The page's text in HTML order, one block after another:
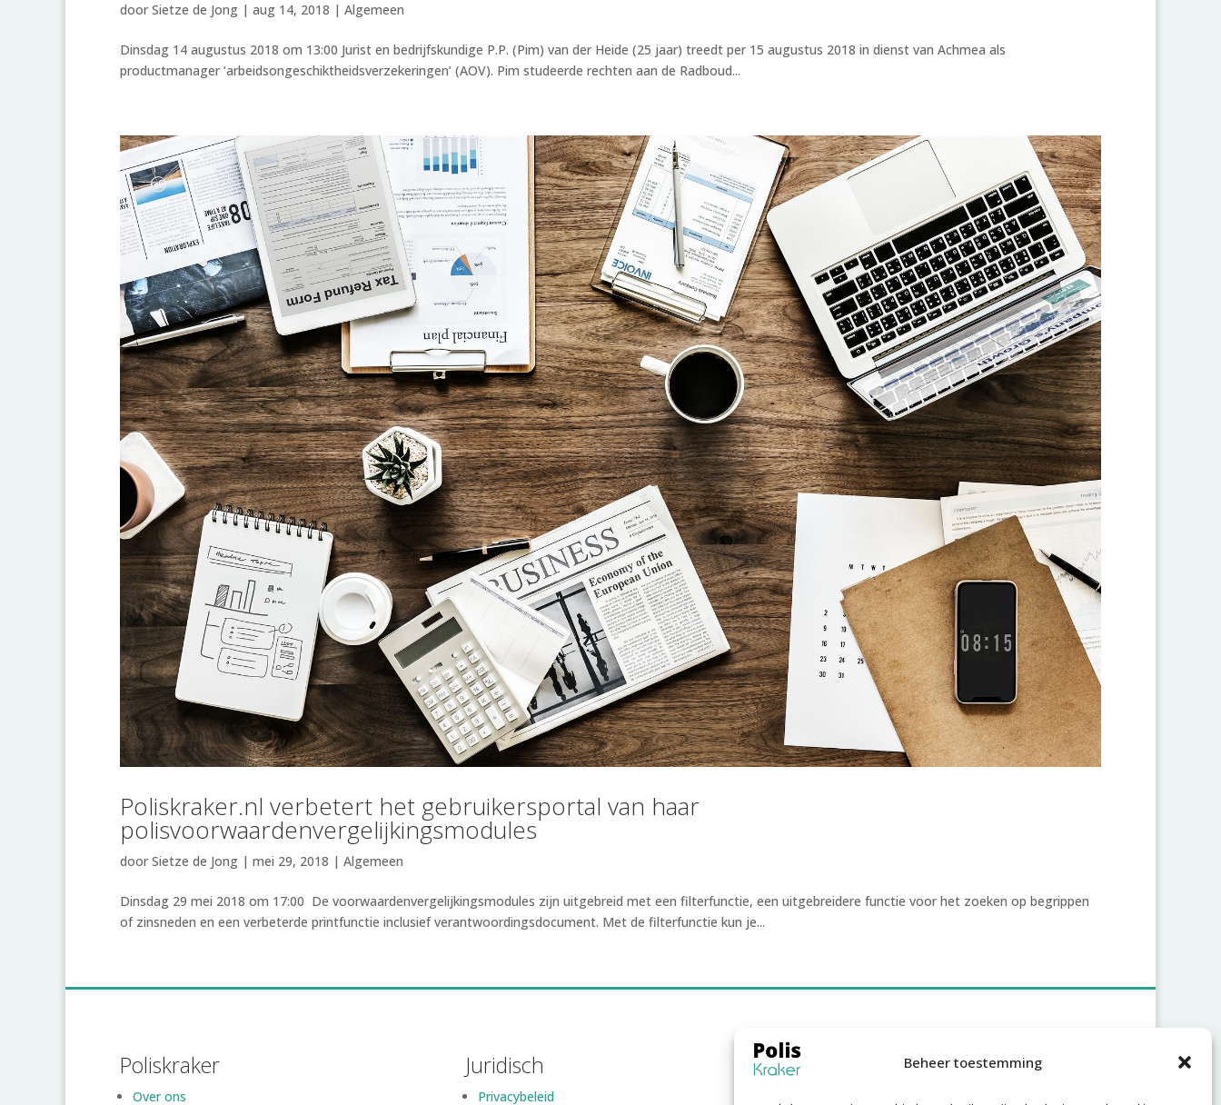
Beheer toestemming
door Sietze de Jong | aug 14, 2018 | Algemeen
Dinsdag 14 augustus 2018 om 13:00 Jurist en bedrijfskundige P.P. (Pim) van der Heide (25 jaar) treedt per 15 augustus 2018 in dienst van Achmea als
productmanager ‘arbeidsongeschiktheidsverzekeringen’ (AOV). Pim studeerde rechten aan de Radboud...
Poliskraker.nl verbetert het gebruikersportal van haar
polisvoorwaardenvergelijkingsmodules
door Sietze de Jong | mei 29, 2018 | Algemeen
Dinsdag 29 mei 2018 om 17:00 De voorwaardenvergelijkingsmodules zijn uitgebreid met een filterfunctie, een uitgebreidere functie voor het zoeken op begrippen
of zinsneden en een verbeterde printfunctie inclusief verantwoordingsdocument. Met de filterfunctie kun je...
Poliskraker
Over ons
Juridisch
Privacybeleid